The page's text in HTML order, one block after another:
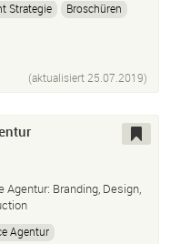
Strategie
Broschüren
(aktualisiert25.07.2019)
Agentur: Branding, Design,
Agentur